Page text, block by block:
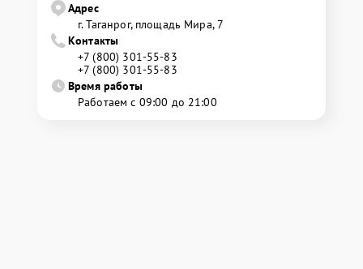
Адрес
г. Таганрог, площадь Мира, 7
Контакты
+7 (800) 301-55-83
+7 (800) 301-55-83
Время работы
Работаем с 09:00 до 21:00